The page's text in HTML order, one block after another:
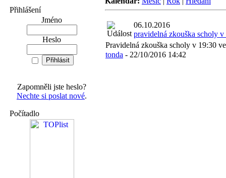
Přihlášení
Jméno
Heslo
Zapomněli jste heslo?
Nechte si poslat nové.
Počítadlo
06.10.2016
pravidelná zkouška scholy v
Pravidelná zkouška scholy v 19:30
tonda - 22/10/2016 14:42